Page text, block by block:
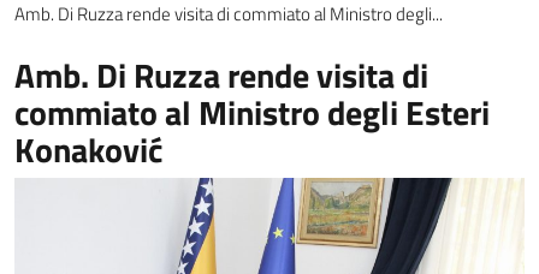
Amb. Di Ruzza rende visita di commiato al Ministro degli...
Amb. Di Ruzza rende visita di
commiato al Ministro degli Esteri
Konaković